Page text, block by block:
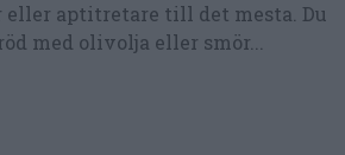
eller aptitretare till det mesta. Du
med olivolja eller smör...